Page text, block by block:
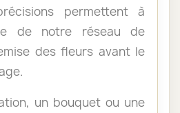
permettent à
de notre réseau de
des fleurs avant le
un bouquet ou une